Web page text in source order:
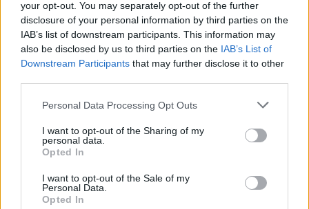
your opt-out. You may separately opt-out of the further
disclosure of your personal information by third parties on the
IAB’s list of downstream participants. This information may
also be disclosed by us to third parties on the IAB’s List of
Downstream Participants that may further disclose it to other
Personal Data Processing Opt Outs
I want to opt-out of the Sharing of my
personal data.
Opted In
I want to opt-out of the Sale of my
Personal Data.
Opted In
In evidenza